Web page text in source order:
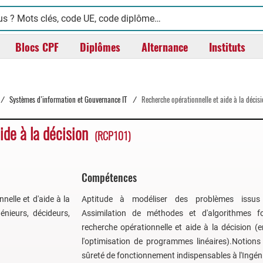
Blocs CPF Diplômes Alternance Instituts
/ Systèmes d’information et Gouvernance IT / Recherche opérationnelle et aide à la
à la décision (RCP101)
et d'aide à la
décideurs,
Compétences
Aptitude à modéliser des problèmes issus
Assimilation de méthodes et d'algorithmes
recherche opérationnelle et aide à la décision
l'optimisation de programmes
sûreté de fonctionnement indispensables à